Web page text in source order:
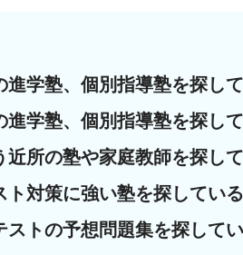
進学塾、個別指導塾を探し
進学塾、個別指導塾を探し
近所の塾や家庭教師を探し
ト対策に強い塾を探している
ストの予想問題集を探して